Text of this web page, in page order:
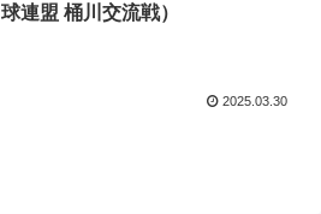
球連盟 桶川交流戦）
2025.03.30